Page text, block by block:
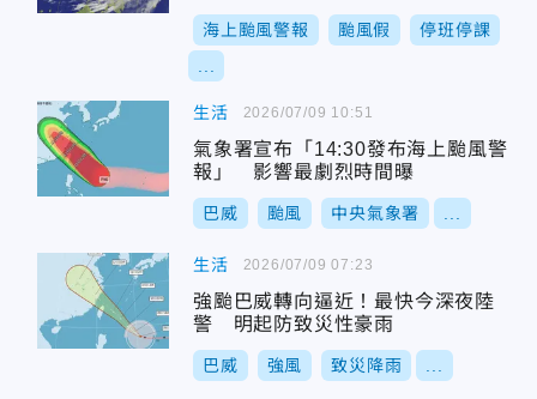
海上颱風警報 颱風假 停班停課
生活
氣象署宣布「14:30發布海上颱風警
報」 影響最劇烈時間曝
巴威 颱風 中央氣象署
2026/07/09 10:51
生活
強颱巴威轉向逼近！最快今深夜陸
警 明起防致災性豪雨
巴威 強風 致災降雨
2026/07/09 07:23